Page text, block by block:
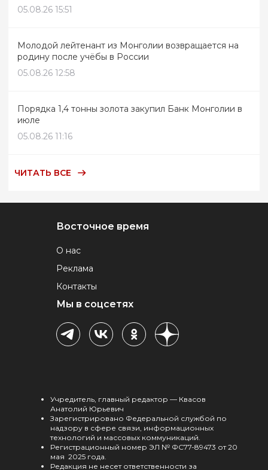
05.08.26 15:51
Молодой лейтенант из Монголии возвращается на
родину после учёбы в России
05.08.26 12:58
Порядка 1,4 тонны золота закупил Банк Монголии в
июле
05.08.26 11:16
ЧИТАТЬ ВСЕ
Восточное время
О нас
Реклама
Контакты
Мы в соцсетях
Учредитель, главный редактор — Квасов
Анатолий Юрьевич
Зарегистрировано Федеральной службой по
надзору в сфере связи, информационных
технологий и массовых коммуникаций.
Регистрационный номер ЭЛ № ФС77-89473 от 20
мая 2025 года.
Редакция не несет ответственности за